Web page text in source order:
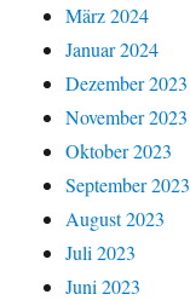
März 2024
Januar 2024
Dezember 2023
November 2023
Oktober 2023
September 2023
August 2023
Juli 2023
Juni 2023